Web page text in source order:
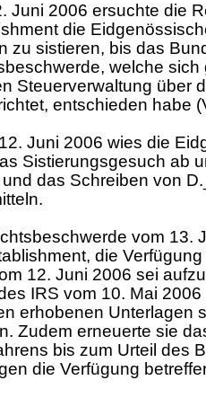
Juni 2006 ersuchte die
die
zu sistieren, bis das
welche
Steuerverwaltung über
entschieden habe
Juni 2006 wies die
Sistierungsgesuch ab
das Schreiben von
vom 13.
die
12. Juni 2006 sei
IRS vom 10. Mai
erhobenen Unterlagen
Zudem erneuerte sie
bis zum Urteil des
die Verfügung